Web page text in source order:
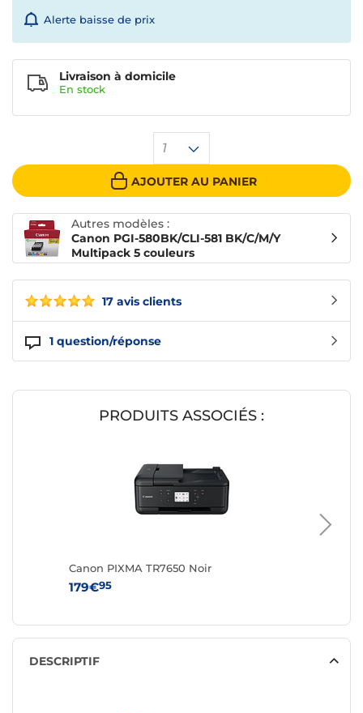
17 avis clients
1 question/réponse
Alerte baisse de prix
1
AJOUTER AU PANIER
Livraison à domicile
En stock
Autres modèles :
Canon PGI-580BK/CLI-581 BK/C/M/Y
Multipack 5 couleurs
PRODUITS ASSOCIÉS :
Canon PIXMA TR7650 Noir
179€95
DESCRIPTIF